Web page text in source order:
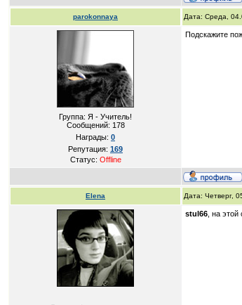
parokonnaya Дата: Среда,
Группа: Я - Учитель!
Сообщений: 178
Награды: 0
Репутация: 169
Статус: Offline
Подскажите
Elena Дата: Четверг,
stul66 , на